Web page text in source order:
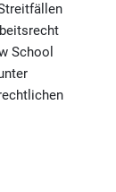
School